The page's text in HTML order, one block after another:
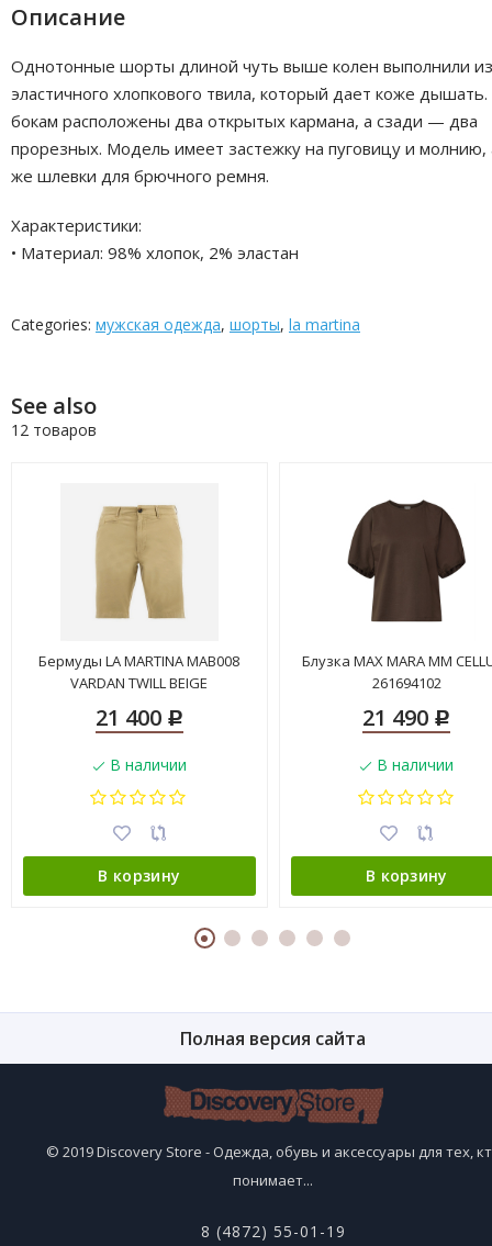
Описание
Однотонные шорты длиной чуть выше колен выполнили из
эластичного хлопкового твила, который дает коже
бокам расположены два открытых кармана, а сзади — два
прорезных. Модель имеет застежку на пуговицу и молнию,
же шлевки для брючного ремня.
Характеристики:
• Материал: 98% хлопок, 2% эластан
Categories: мужская одежда, шорты, la martina
See also
12 товаров
Бермуды LA MARTINA MAB008
VARDAN TWILL BEIGE
21 400 Р
В наличии
В корзину
Блузка MAX MARA MM
261694102
21 490 Р
В наличии
В корзину
Полная версия сайта
© 2019 Discovery Store - Одежда, обувь и аксессуары для тех,
понимает...
8 (4872) 55-01-19